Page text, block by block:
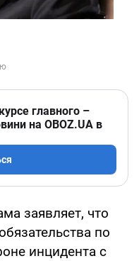
главного –
на OBOZ.UA в
заявляет, что
по
инцидента с